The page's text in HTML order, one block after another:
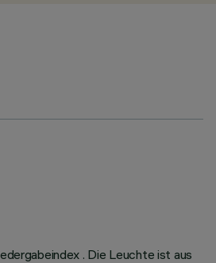
. Die Leuchte ist aus